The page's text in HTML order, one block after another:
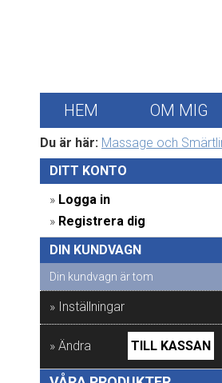
HEM OM MIG
Du är här: Massage och
DITT KONTO
» Logga in
» Registrera dig
DIN KUNDVAGN
Din kundvagn är tom
» Inställningar
» Ändra TILL KASSAN